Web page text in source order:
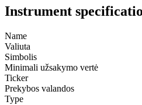
Instrument
Name
Valiuta
Simbolis
Minimali užsakymo vertė
Ticker
Prekybos valandos
Type